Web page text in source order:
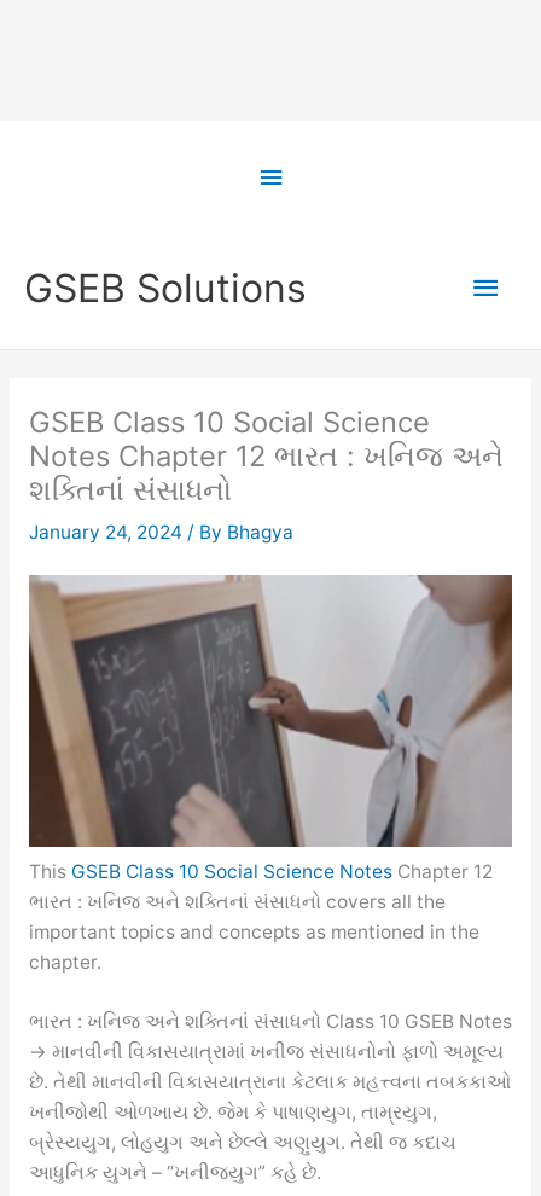
Above
GSEB Solutions
Main
GSEB Class 10 Social Science
Notes Chapter 12 ભારત : ખનિજ અને
શક્તિનાં સંસાધનો
January 24, 2024 / By Bhagya
This GSEB Class 10 Social Science NotesChapter 12
ભારત : ખનિજ અને શક્તિનાં સંસાધનો covers all the
important topics and concepts as mentioned in the
chapter.
ભારત : ખનિજ અને શક્તિનાં સંસાધનો Class 10 GSEB Notes
→ માનવીની વિકાસયાત્રામાં ખનીજ સંસાધનોનો ફાળો અમૂલ્ય
છે. તેથી માનવીની વિકાસયાત્રાના કેટલાક મહત્ત્વના તબકકાઓ
ખનીજોથી ઓળખાય છે. જેમ કે પાષાણયુગ, તામ્રયુગ,
બ્રેસ્યયુગ, લોહયુગ અને છેલ્લે અણુયુગ. તેથી જ કદાચ
આધુનિક યુગને – “ખનીજયુગ” કહે છે.